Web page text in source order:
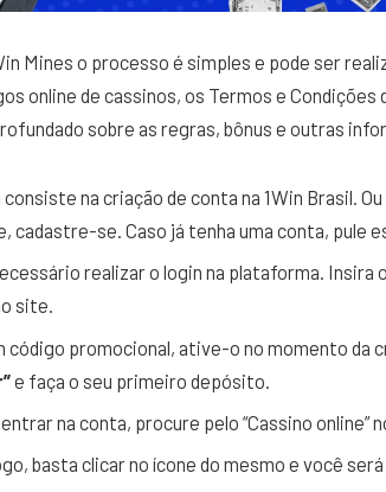
Mines o processo é simples e pode ser
online de cassinos, os Termos e Condições
sobre as regras, bônus e outras
na criação de conta na 1Win Brasil.
cadastre-se. Caso já tenha uma conta, pule
realizar o login na plataforma. Insira
site.
código promocional, ative-o no momento da
e faça o seu primeiro depósito.
na conta, procure pelo “Cassino online”
basta clicar no ícone do mesmo e você